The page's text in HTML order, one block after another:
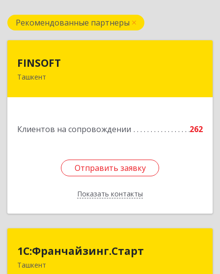
Рекомендованные партнеры
FINSOFT
Ташкент
Клиентов на сопровождении 262
Отправить заявку
Показать контакты
Узбекистан г.Ташкент ул. Оромбаш, дом № 69
Отправить заявку
Назад
1С:Франчайзинг.Старт
Ташкент
1С:Франчайзинг.Старт
Узбекистан, г.Ташкент, Шахантахурский район,